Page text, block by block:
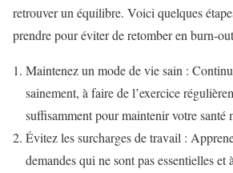
retrouver un équilibre. Voici quelques
prendre pour éviter de retomber en burn-
Maintenez un mode de vie sain :
sainement, à faire de l’exercice
suffisamment pour maintenir votre santé
Évitez les surcharges de travail :
demandes qui ne sont pas essentielles